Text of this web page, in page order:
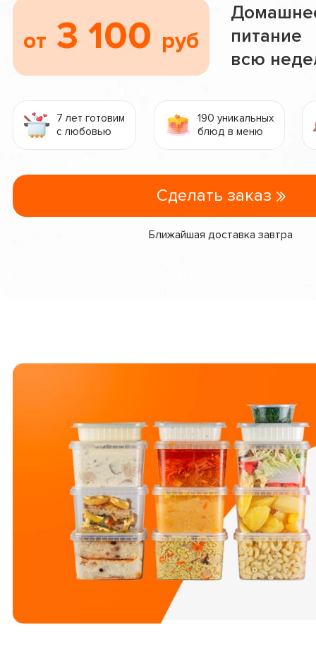
от 3 100 руб
питание
всю
7 лет готовим
с любовью
190 уникальных
блюд в меню
Сделать заказ
Ближайшая доставка завтра